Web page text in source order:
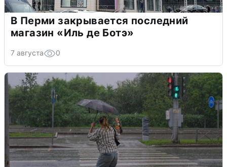
В Перми закрывается последний
магазин «Иль де Ботэ»
7 августа 0